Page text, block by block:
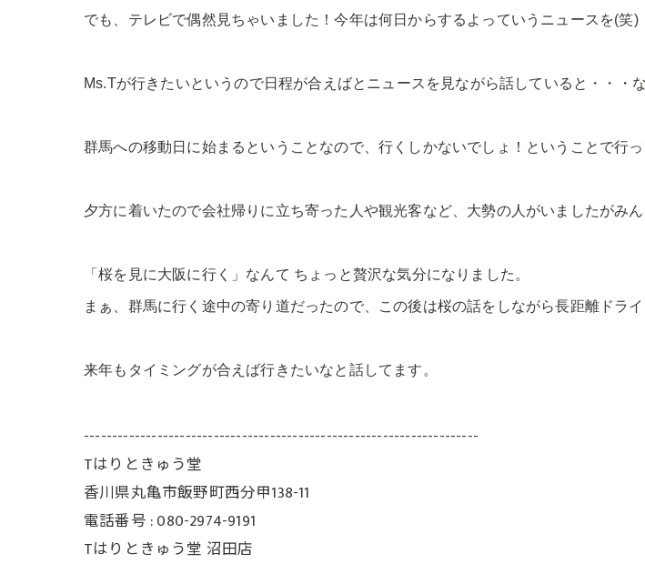
でも、テレビで偶然見ちゃいました！今年は何日からするよっていうニュースを(笑)
Ms.Tが行きたいというので日程が合えばとニュースを見ながら話していると・・・
群馬への移動日に始まるということなので、行くしかないでしょ！ということで行っ
夕方に着いたので会社帰りに立ち寄った人や観光客など、大勢の人がいましたがみ
「桜を見に大阪に行く」なんて ちょっと贅沢な気分になりました。
まぁ、群馬に行く途中の寄り道だったので、この後は桜の話をしながら長距離ドライ
来年もタイミングが合えば行きたいなと話してます。
----------------------------------------------------------------------
Tはりときゅう堂
香川県丸亀市飯野町西分甲138-11
電話番号 : 080-2974-9191
Tはりときゅう堂 沼田店